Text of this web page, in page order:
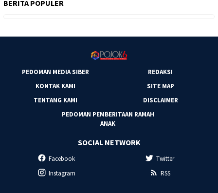
BERITA POPULER
PEDOMAN MEDIA SIBER
REDAKSI
KONTAK KAMI
SITE MAP
TENTANG KAMI
DISCLAIMER
PEDOMAN PEMBERITAAN RAMAH
ANAK
SOCIAL NETWORK
Facebook
Twitter
Instagram
RSS